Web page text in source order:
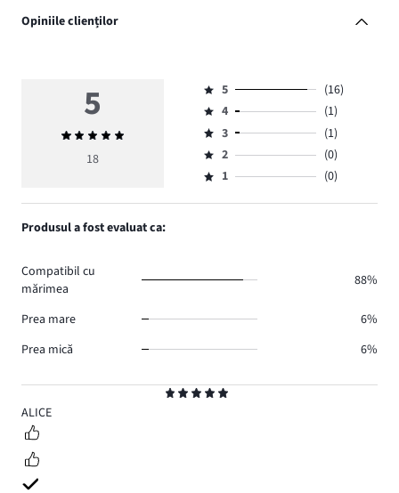
Opiniile clienților
5
ALICE
5
Evaluarea
medie
18
Evaluare
5,
numărul
de
voturi
16.
5
(16)
Evaluare
4,
numărul
de
1.
4
(1)
Evaluare
3,
numărul
3
(1)
Evaluare
2,
2
(0)
Evaluare
1,
1 (0)
Produsul a fost evaluat ca:
Compatibil cu
mărimea
88%
Prea mare
6%
Prea mică
6%